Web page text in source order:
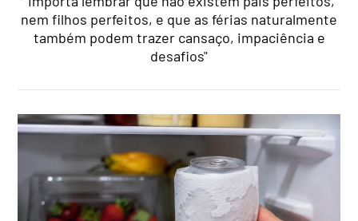
nem filhos perfeitos, e que as férias naturalmente
também podem trazer cansaço, impaciência e
desafios"